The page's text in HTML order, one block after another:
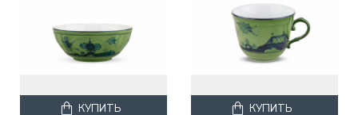
КУПИТЬ КУПИТЬ